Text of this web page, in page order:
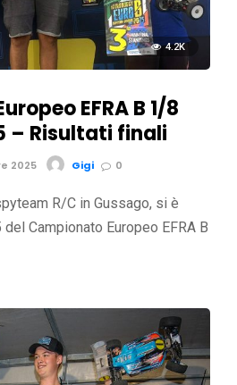
4.2K
EFRA B 1/8
– Risultati finali
2025 Gigi 0
R/C in Gussago, si è
Campionato Europeo EFRA B